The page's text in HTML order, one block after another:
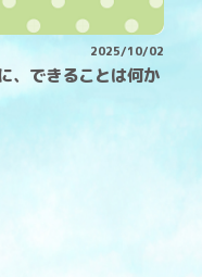
2025/10/02
、できることは何か